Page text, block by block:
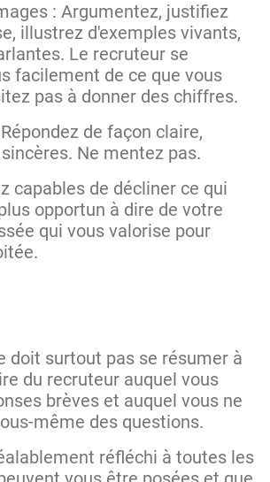
: Argumentez, justifiez
illustrez d'exemples vivants,
Le recruteur se
facilement de ce que vous
pas à donner des chiffres.
de façon claire,
Ne mentez pas.
capables de décliner ce qui
opportun à dire de votre
qui vous valorise pour
doit surtout pas se résumer à
du recruteur auquel vous
brèves et auquel vous ne
même des questions.
réfléchi à toutes les